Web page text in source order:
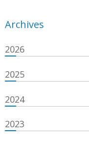
Archives
2026
2025
2024
2023